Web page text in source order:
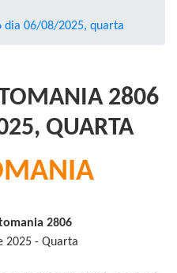
dia 06/08/2025, quarta
2806
QUARTA
2806
2025 - Quarta